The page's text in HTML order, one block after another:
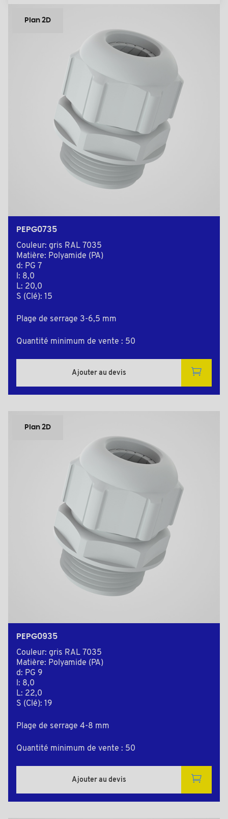
Plan 2D
PEPG0735
Couleur: gris RAL 7035
Matière: Polyamide (PA)
d: PG 7
l: 8,0
L: 20,0
S (Clé): 15
Plage de serrage 3-6,5 mm
Quantité minimum de vente : 50
Ajouter au devis
Plan 2D
PEPG0935
Couleur: gris RAL 7035
Matière: Polyamide (PA)
d: PG 9
l: 8,0
L: 22,0
S (Clé): 19
Plage de serrage 4-8 mm
Quantité minimum de vente : 50
Ajouter au devis